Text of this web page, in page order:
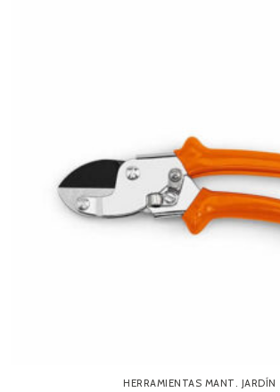
HERRAMIENTAS MANT. JARDÍN